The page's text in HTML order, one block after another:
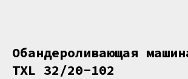
Обандероливающая
TXL 32/20-102